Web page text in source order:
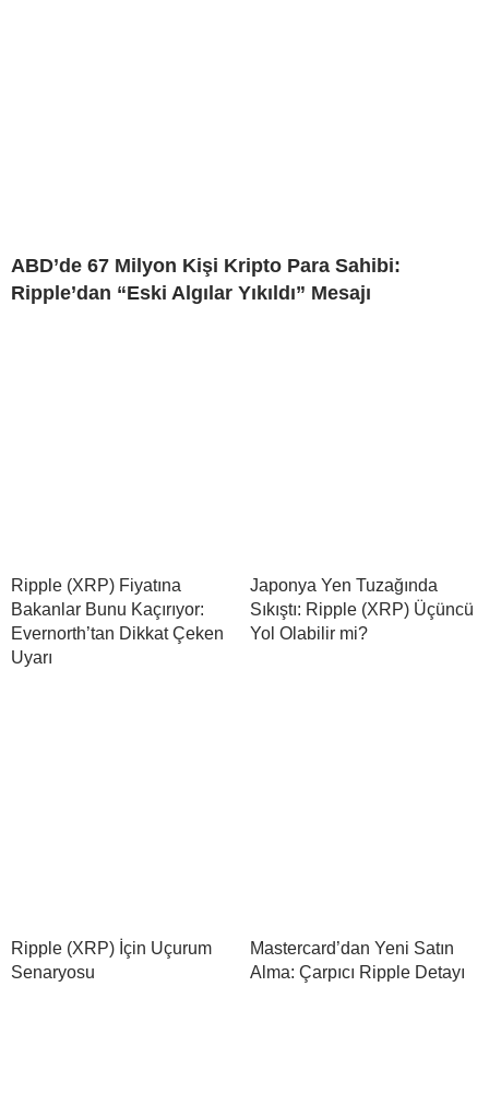
ABD’de 67 Milyon Kişi Kripto Para Sahibi:
Ripple’dan “Eski Algılar Yıkıldı” Mesajı
Ripple (XRP) Fiyatına
Bakanlar Bunu Kaçırıyor:
Evernorth’tan Dikkat Çeken
Uyarı
Japonya Yen Tuzağında
Sıkıştı: Ripple (XRP) Üçüncü
Yol Olabilir mi?
Ripple (XRP) İçin Uçurum
Senaryosu
Mastercard’dan Yeni Satın
Alma: Çarpıcı Ripple Detayı